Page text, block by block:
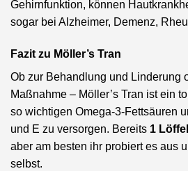
Gehirnfunktion, können
sogar bei Alzheimer, Demenz,
Fazit zu Möller’s Tran
Ob zur Behandlung und Linderung
Maßnahme – Möller’s Tran ist ein
so wichtigen Omega-3-Fettsäuren
und E zu versorgen. Bereits 1
aber am besten ihr probiert es aus
selbst.